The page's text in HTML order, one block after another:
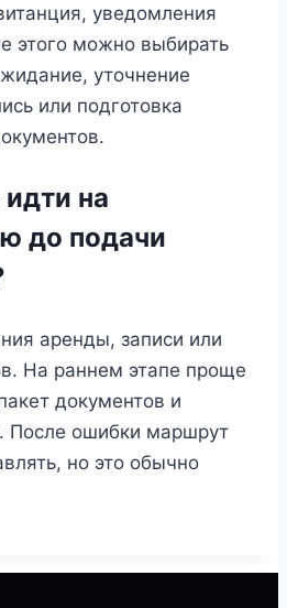
уведомления
этого можно выбирать
уточнение
или подготовка
на
до подачи
аренды, записи или
На раннем этапе проще
документов и
После ошибки маршрут
но это обычно